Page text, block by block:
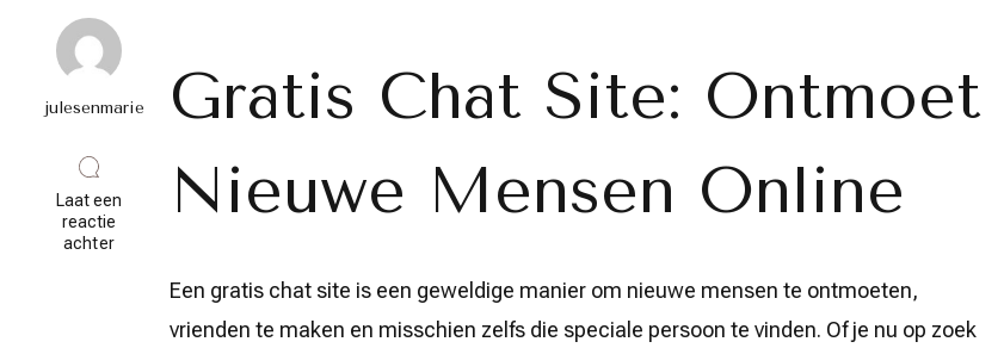
julesenmarie
Laat een
reactie
achterop
Gratis Chat Site: Ontmoet
Nieuwe Mensen Online
Een gratis chat site is een geweldige manier om nieuwe mensen te ontmoeten,
vrienden te maken en misschien zelfs die speciale persoon te vinden. Of je nu op zoek